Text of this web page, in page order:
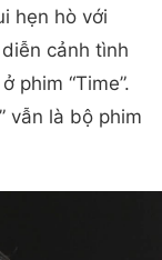
hẹn hò với
cảnh tình
phim “Time”.
vẫn là bộ phim